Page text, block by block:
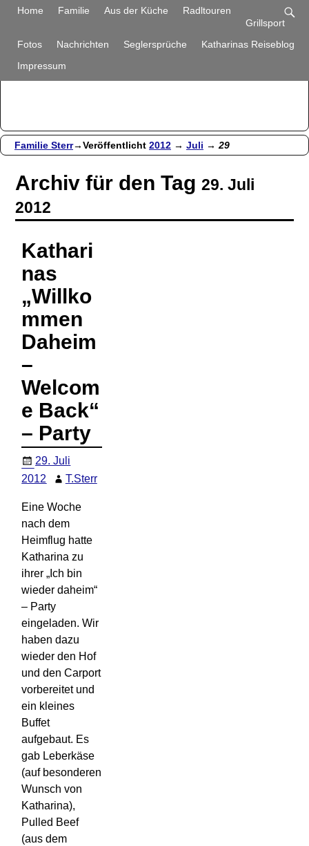
Home Familie Aus der Küche
Radltouren
Grillsport
Fotos
Nachrichten Seglersprüche
Katharinas Reiseblog
Impressum
Familie Sterr
Familie Sterr→Veröffentlicht 2012 → Juli → 29
Archiv für den Tag 29. Juli
2012
Kathari
nas
„Willko
mmen
Daheim
–
Welcom
e Back“
– Party
29. Juli
2012
T.Sterr
Eine Woche
nach dem
Heimflug hatte
Katharina zu
ihrer „Ich bin
wieder daheim“
– Party
eingeladen. Wir
haben dazu
wieder den Hof
und den Carport
vorbereitet und
ein kleines
Buffet
aufgebaut. Es
gab Leberkäse
(auf besonderen
Wunsch von
Katharina),
Pulled Beef
(aus dem